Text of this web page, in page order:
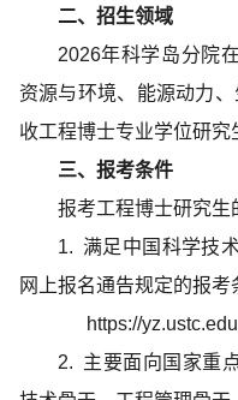
二、招生领域
2026年科学岛分院
资源与环境、能源动力
收工程博士专业学位研究
三、报考条件
报考工程博士研究生
1. 满足中国科学技术
网上报名通告规定的报考
https://
2. 主要面向国家重